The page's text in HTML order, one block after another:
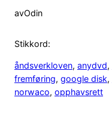
avOdin
Stikkord:
åndsverkloven, anydvd,
fremføring, google disk,
norwaco, opphavsrett